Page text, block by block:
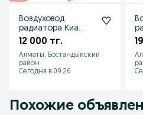
Воздуховод
радиатора Киа
соренто
Sorento 29150-
P2500
12 000 тг.
Алматы, Бостандыкский
район
Сегодня в 09:26
Похожие